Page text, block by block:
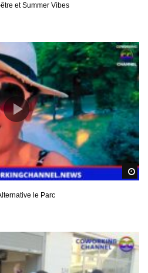
et Summer Vibes
le Parc